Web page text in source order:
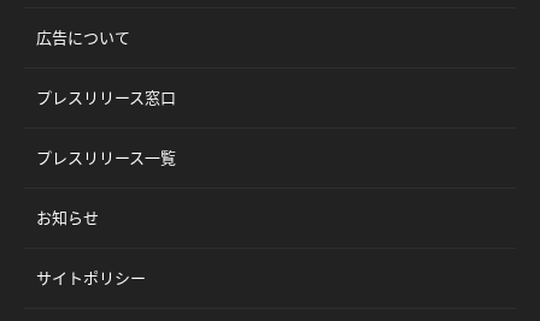
広告について
プレスリリース窓口
プレスリリース一覧
お知らせ
サイトポリシー